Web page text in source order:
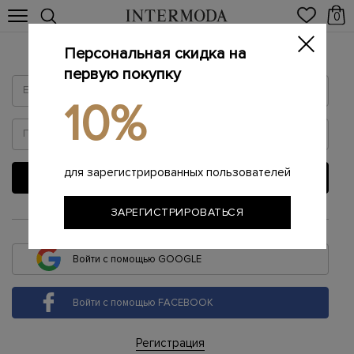
0
Войти
ВОЙТИ
или
Войти с помощью GOOGLE
Войти с помощью FACEBOOK
Регистрация
Персональная скидка на
первую покупку
10%
для зарегистрированных пользователей
ЗАРЕГИСТРИРОВАТЬСЯ